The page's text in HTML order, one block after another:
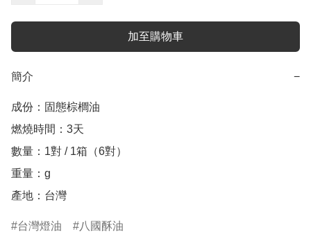
加至購物車
簡介 −
成份：固態棕櫚油
燃燒時間：3天
數量：1對 / 1箱（6對）
重量：g
產地：台灣
台灣燈油 八國酥油